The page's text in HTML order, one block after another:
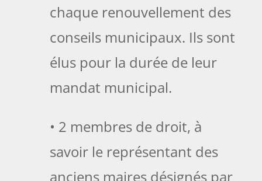
chaque renouvellement des
conseils municipaux. Ils sont
élus pour la durée de leur
mandat municipal.
• 2 membres de droit, à
savoir le représentant des
anciens maires désignés par